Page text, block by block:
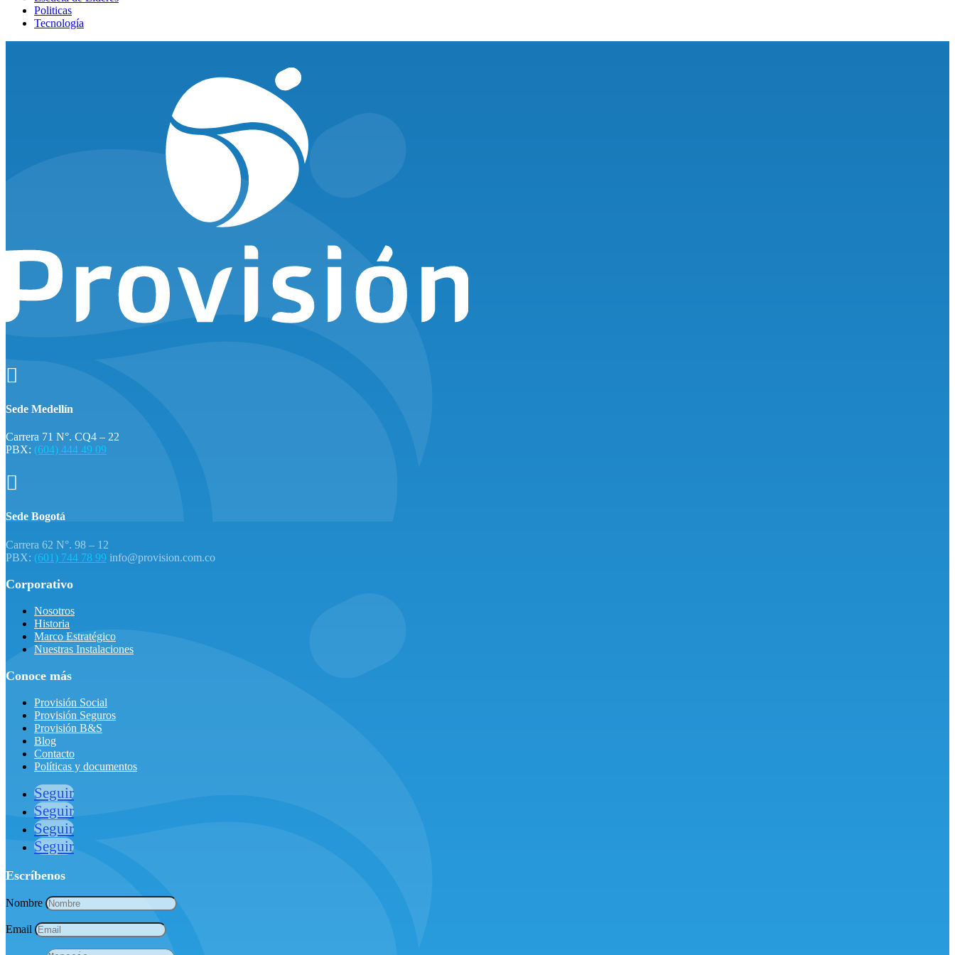
Politicas
Tecnología

Sede Medellín
Carrera 71 N°. CQ4 – 22
PBX: (604) 444 49 09

Sede Bogotá
Carrera 62 N°. 98 – 12
PBX: (601) 744 78 99 info@provision.com.co
Corporativo
Nosotros
Historia
Marco Estratégico
Nuestras Instalaciones
Conoce más
Provisión Social
Provisión Seguros
Provisión B&S
Blog
Contacto
Políticas y documentos
Seguir
Seguir
Seguir
Seguir
Escríbenos
Nombre
Email